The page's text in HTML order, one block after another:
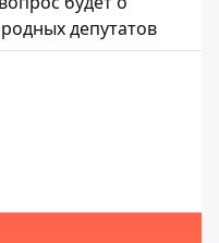
депутатов